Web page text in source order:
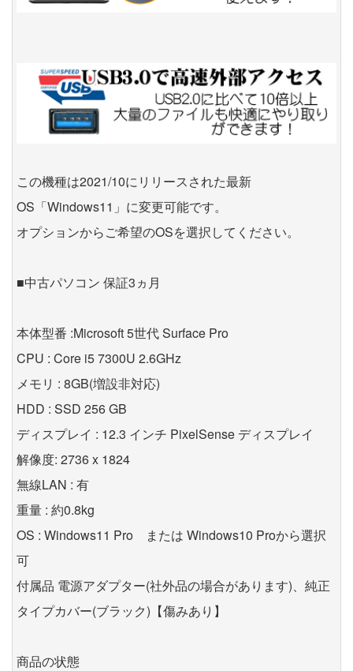
この機種は2021/10にリリースされた最新
OS「Windows11」に変更可能です。
オプションからご希望のOSを選択してください。
■中古パソコン 保証3ヵ月
本体型番 :Microsoft 5世代 Surface Pro
CPU : Core i5 7300U 2.6GHz
メモリ : 8GB(増設非対応)
HDD : SSD 256 GB
ディスプレイ : 12.3 インチ PixelSense ディスプレイ
解像度: 2736 x 1824
無線LAN : 有
重量 : 約0.8kg
OS : Windows11 Pro または Windows10 Proから選択
可
付属品 電源アダプター(社外品の場合があります)、純正
タイプカバー(ブラック)【傷みあり】
商品の状態